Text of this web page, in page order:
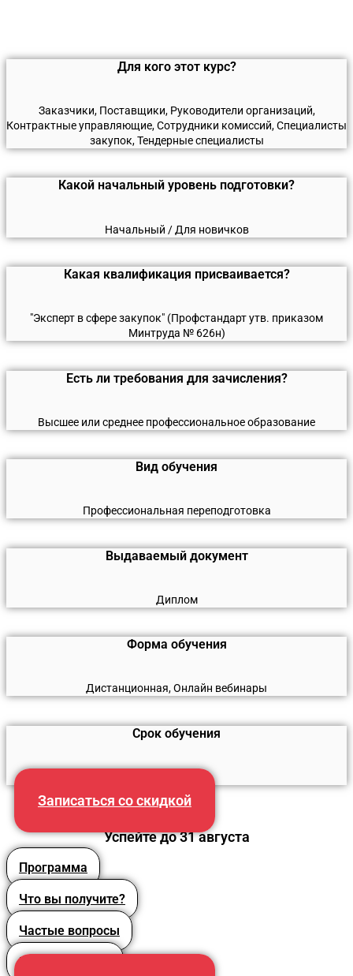
Для кого этот курс?
Заказчики, Поставщики, Руководители организаций,
Контрактные управляющие, Сотрудники комиссий, Специалисты
закупок, Тендерные специалисты
Какой начальный уровень подготовки?
Начальный / Для новичков
Какая квалификация присваивается?
"Эксперт в сфере закупок" (Профстандарт утв. приказом
Минтруда № 626н)
Есть ли требования для зачисления?
Высшее или среднее профессиональное образование
Вид обучения
Профессиональная переподготовка
Выдаваемый документ
Диплом
Форма обучения
Дистанционная, Онлайн вебинары
Срок обучения
Записаться со скидкой
Успейте до 31 августа
Программа
Что вы получите?
Частые вопросы
Преподаватели